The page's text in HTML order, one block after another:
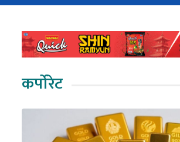
कर्पोरेट